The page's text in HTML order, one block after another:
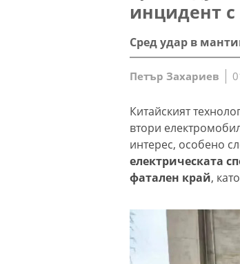
инцидент с
Сред удар в
Петър Захариев
Китайският
втори
интерес, особено
електрическата
фатален край,